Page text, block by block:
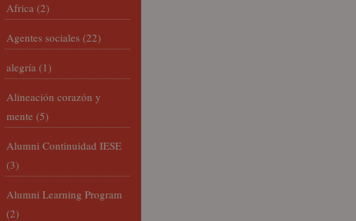
Africa (2)
Agentes sociales (22)
alegría (1)
Alineación corazón y
mente (5)
Alumni Continuidad IESE
(3)
Alumni Learning Program
(2)